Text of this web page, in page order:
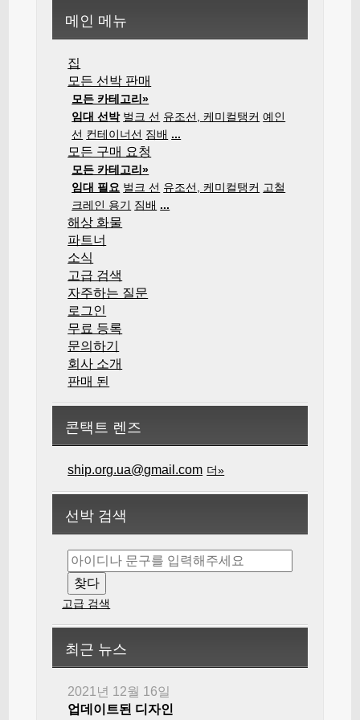
메인 메뉴
집
모든 선박 판매
모든 카테고리»
임대 선박 벌크 선 유조선, 케미컬탱커 예인
선 컨테이너선 짐배 ...
모든 구매 요청
모든 카테고리»
임대 필요 벌크 선 유조선, 케미컬탱커 고철
크레인 용기 짐배 ...
해상 화물
파트너
소식
고급 검색
자주하는 질문
로그인
무료 등록
문의하기
회사 소개
판매 된
콘택트 렌즈
ship.org.ua@gmail.com 더»
선박 검색
고급 검색
최근 뉴스
2021년 12월 16일
업데이트된 디자인